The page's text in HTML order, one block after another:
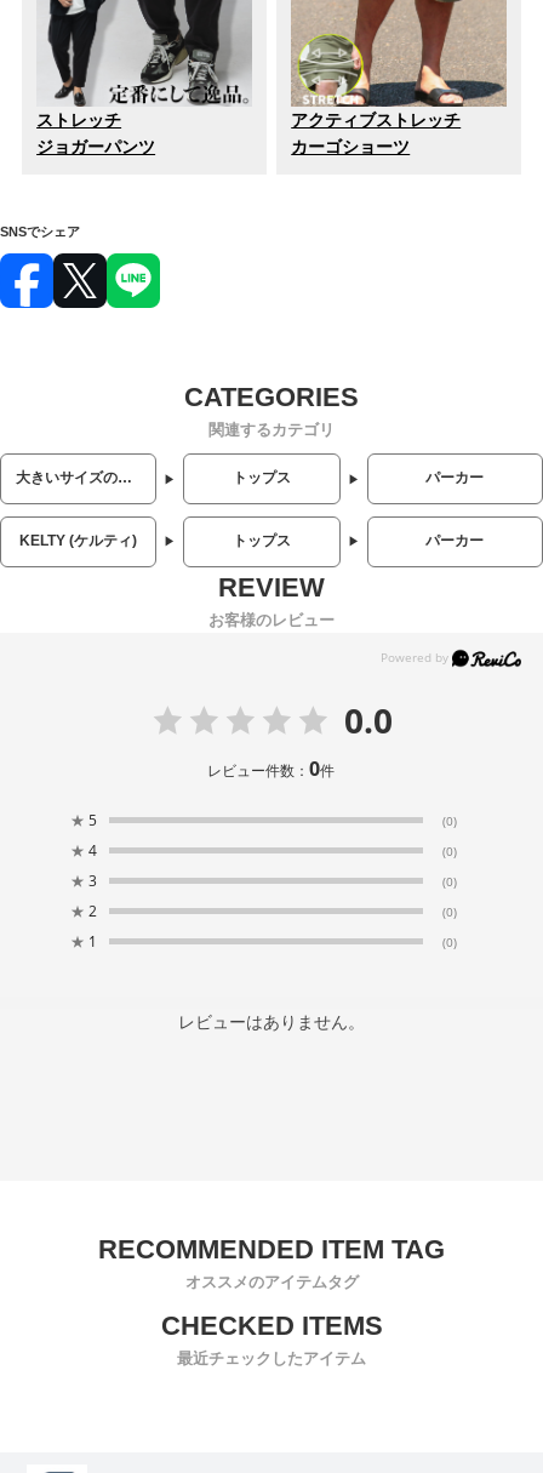
ストレッチ
ジョガーパンツ
アクティブストレッチ
カーゴショーツ
SNSでシェア
関連するカテゴリ
大きいサイズのメンズ服 トップス パーカー
KELTY (ケルティ) トップス パーカー
お客様のレビュー
0.0
レビュー件数：0件
★ 5 (0)
★ 4 (0)
★ 3 (0)
★ 2 (0)
★ 1 (0)
レビューはありません。
オススメのアイテムタグ
最近チェックしたアイテム